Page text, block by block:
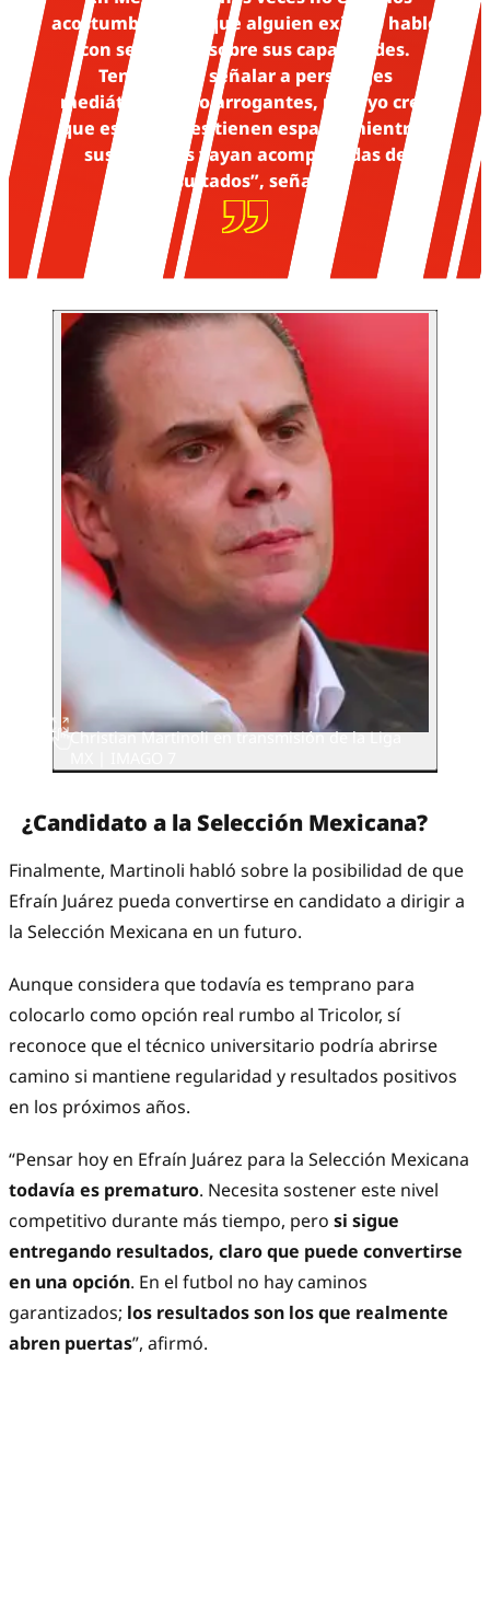
acostumbrados a que alguien exitoso hable
con seguridad sobre sus capacidades.
Tendemos a señalar a personajes
mediáticos como arrogantes, pero yo creo
que esos perfiles tienen espacio mientras
sus palabras vayan acompañadas de
resultados”, señaló.
Christian Martinoli en transmisión de la Liga
¿Candidato a la Selección Mexicana?
Finalmente, Martinoli habló sobre la posibilidad de que
Efraín Juárez pueda convertirse en candidato a dirigir a
la Selección Mexicana en un futuro.
Aunque considera que todavía es temprano para
colocarlo como opción real rumbo al Tricolor, sí
reconoce que el técnico universitario podría abrirse
camino si mantiene regularidad y resultados positivos
en los próximos años.
“Pensar hoy en Efraín Juárez para la Selección Mexicana
todavía es prematuro. Necesita sostener este nivel
competitivo durante más tiempo, pero si sigue
entregando resultados, claro que puede convertirse
en una opción. En el futbol no hay caminos
garantizados; los resultados son los que realmente
abren puertas”, afirmó.